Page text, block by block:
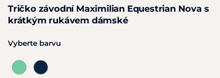
Tričko závodní Maximilian Equestrian Nova s
krátkým rukávem dámské
Vyberte barvu